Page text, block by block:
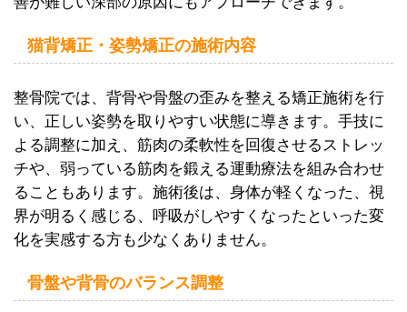
猫背矯正・姿勢矯正の施術内容
整骨院では、背骨や骨盤の歪みを整える矯正施術を行
い、正しい姿勢を取りやすい状態に導きます。手技に
よる調整に加え、筋肉の柔軟性を回復させるストレッ
チや、弱っている筋肉を鍛える運動療法を組み合わせ
ることもあります。施術後は、身体が軽くなった、視
界が明るく感じる、呼吸がしやすくなったといった変
化を実感する方も少なくありません。
骨盤や背骨のバランス調整